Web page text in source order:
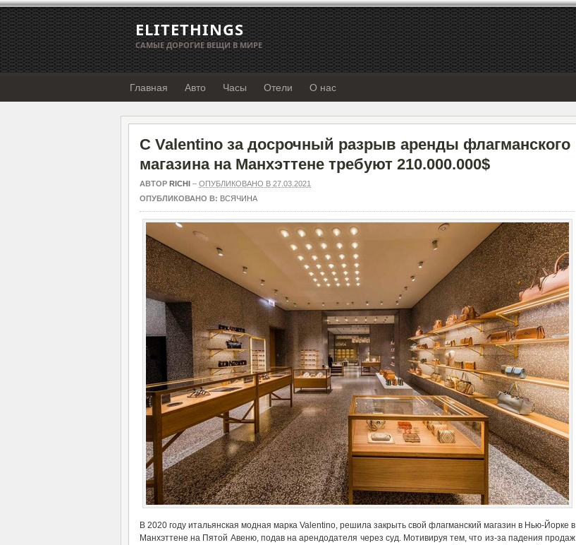
ELITETHINGS
САМЫЕ ДОРОГИЕ ВЕЩИ В МИРЕ
Главная Авто Часы Отели О нас
С Valentino за досрочный разрыв аренды флагманского
магазина на Манхэттене требуют 210.000.000$
АВТОР RICHI – ОПУБЛИКОВАНО В 27.03.2021
ОПУБЛИКОВАНО В: ВСЯЧИНА
В 2020 году итальянская модная марка Valentino, решила закрыть свой флагманский магазин в Нью-Йорке в
Манхэттене на Пятой Авеню, подав на арендодателя через суд. Мотивируя тем, что из-за падения продаж